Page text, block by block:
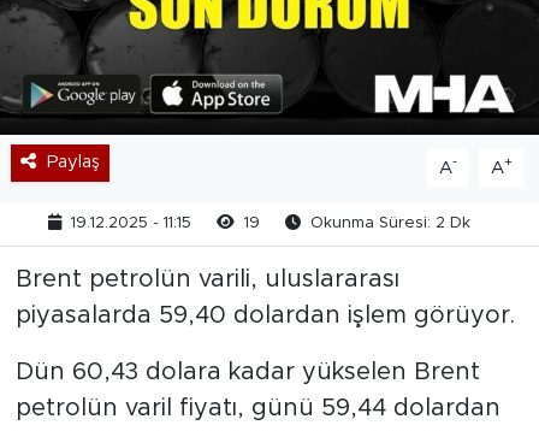
Paylaş A- A+
19.12.2025 - 11:15 19 Okunma Süresi: 2 Dk
Brent petrolün varili, uluslararası
piyasalarda 59,40 dolardan işlem görüyor.
Dün 60,43 dolara kadar yükselen Brent
petrolün varil fiyatı, günü 59,44 dolardan